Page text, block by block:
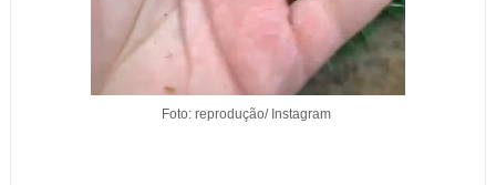
Foto: reprodução/ Instagram